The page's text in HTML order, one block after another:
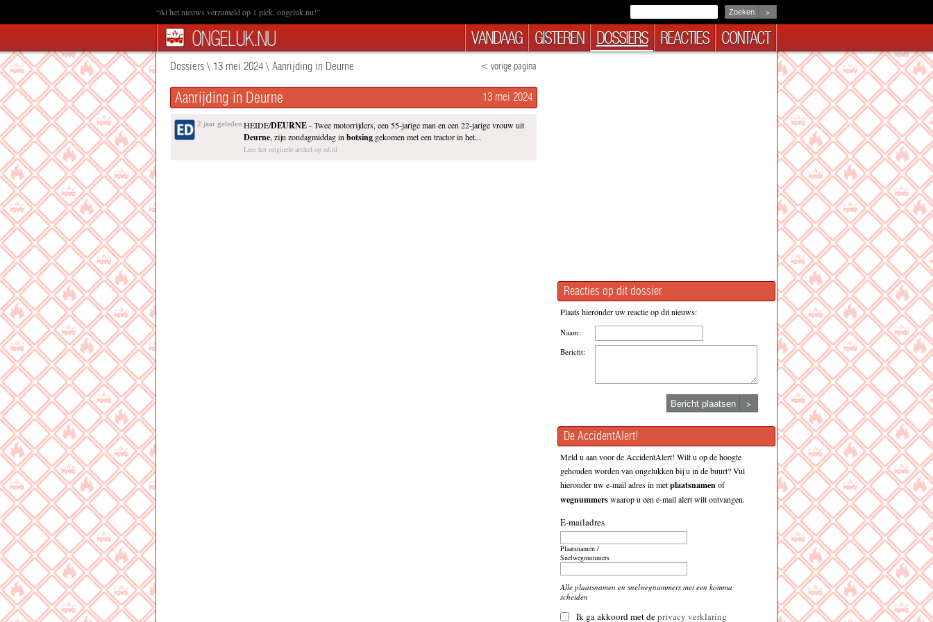
“Al het nieuws verzameld op 1 plek, ongeluk.nu!” >
VANDAAG GISTEREN DOSSIERS REACTIES CONTACT
Dossiers\ 13 mei 2024\ Aanrijding in Deurne < vorige pagina
Aanrijding in Deurne 13 mei 2024
2 jaar geleden HEIDE/DEURNE- Twee motorrijders, een 55-jarige man en een 22-jarige vrouw uit
Deurne, zijn zondagmiddag in botsing gekomen met een tractor in het...
Lees het originele artikel op ed.nl
Reacties op dit dossier
Plaats hieronder uw reactie op dit nieuws:
Naam:
Bericht:
>
De AccidentAlert!
Meld u aan voor de AccidentAlert! Wilt u op de hoogte
gehouden worden van ongelukken bij u in de buurt? Vul
hieronder uw e-mail adres in metplaatsnamenof
wegnummerswaarop u een e-mail alert wilt ontvangen.
E-mailadres
Plaatsnamen /
Snelwegnummers
Alle plaatsnamen en snelwegnummers met een komma
scheiden
Ik ga akkoord met deprivacy verklaring